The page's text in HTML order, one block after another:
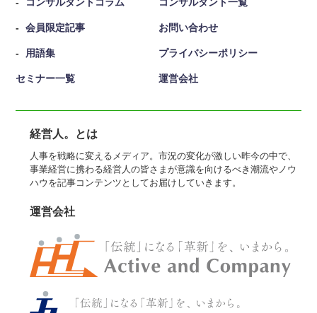
会員限定記事
用語集
セミナー一覧
お問い合わせ
プライバシーポリシー
運営会社
経営人。とは
人事を戦略に変えるメディア。市況の変化が激しい昨今の中で、
事業経営に携わる経営人の皆さまが意識を向けるべき潮流やノウ
ハウを記事コンテンツとしてお届けしていきます。
運営会社